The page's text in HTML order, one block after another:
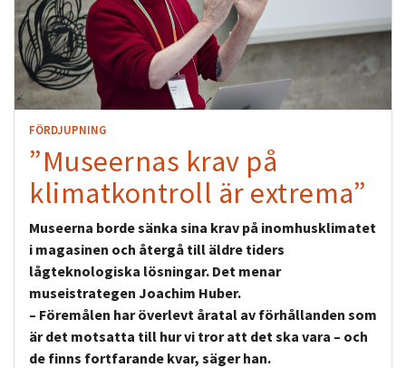
FÖRDJUPNING
”Museernas krav på
klimatkontroll är extrema”
Museerna borde sänka sina krav på inomhusklimatet
i magasinen och återgå till äldre tiders
lågteknologiska lösningar. Det menar
museistrategen Joachim Huber.
– Föremålen har överlevt åratal av förhållanden som
är det motsatta till hur vi tror att det ska vara – och
de finns fortfarande kvar, säger han.